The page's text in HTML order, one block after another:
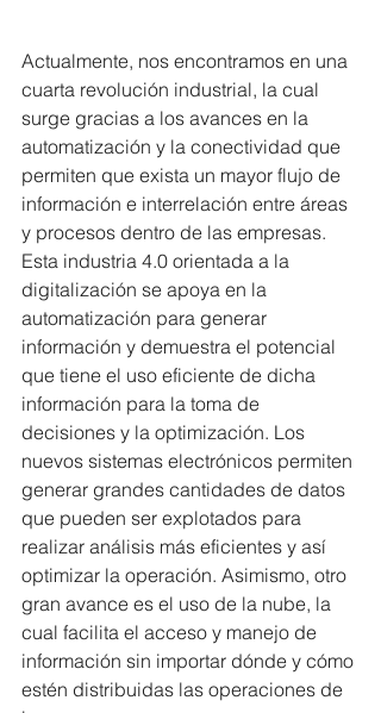
Actualmente, nos encontramos en una
cuarta revolución industrial, la cual
surge gracias a los avances en la
automatización y la conectividad que
permiten que exista un mayor flujo de
información e interrelación entre áreas
y procesos dentro de las empresas.
Esta industria 4.0 orientada a la
digitalización se apoya en la
automatización para generar
información y demuestra el potencial
que tiene el uso eficiente de dicha
información para la toma de
decisiones y la optimización. Los
nuevos sistemas electrónicos permiten
generar grandes cantidades de datos
que pueden ser explotados para
realizar análisis más eficientes y así
optimizar la operación. Asimismo, otro
gran avance es el uso de la nube, la
cual facilita el acceso y manejo de
información sin importar dónde y cómo
estén distribuidas las operaciones de